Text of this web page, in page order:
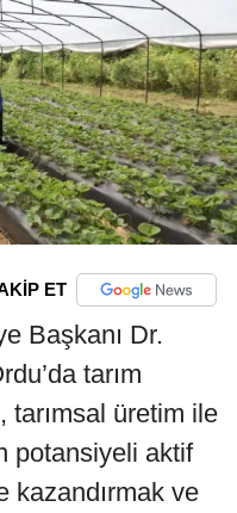
ET
Başkanı Dr.
tarım
tarımsal üretim ile
potansiyeli aktif
kazandırmak ve